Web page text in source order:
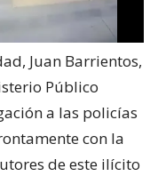
Juan Barrientos,
Público
a las policías
con la
de este ilícito